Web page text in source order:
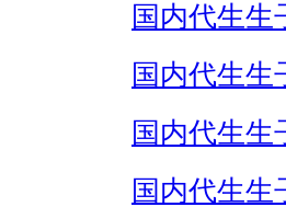
国内代生生
国内代生生
国内代生生
国内代生生